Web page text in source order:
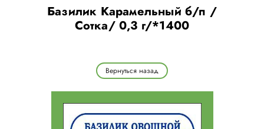
Базилик Карамельный б/п /
Сотка/ 0,3 г/*1400
Вернуться назад